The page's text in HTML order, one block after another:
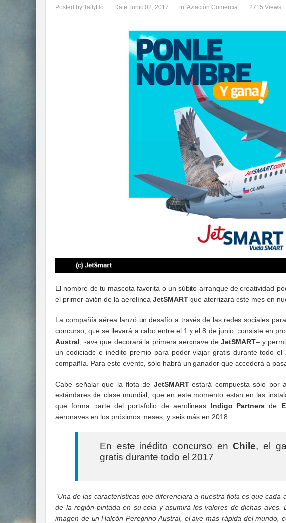
Posted by TallyHo Date: junio 02, 2017 in:Aviación Comercial 2715 Views
El nombre de tu mascota favorita o un súbito arranque de creatividad
el primer avión de la aerolínea JetSMART que aterrizará este mes en
La compañía aérea lanzó un desafío a través de las redes sociales
concurso, que se llevará a cabo entre el 1 y el 8 de junio, consiste en
Austral, -ave que decorará la primera aeronave de JetSMART– y
un codiciado e inédito premio para poder viajar gratis durante todo
compañía. Para este evento, sólo habrá un ganador que accederá a
Cabe señalar que la flota de JetSMARTestará compuesta sólo por
estándares de clase mundial, que en este momento están en las
que forma parte del portafolio de aerolíneas Indigo Partners de
aeronaves en los próximos meses; y seis más en 2018.
En este inédito concurso enChile, el
gratis durante todo el 2017
“Una de las características que diferenciará a nuestra flota es que cada
de la región pintada en su cola y asumirá los valores de dichas
imagen de un Halcón Peregrino Austral, el ave más rápida del mundo,